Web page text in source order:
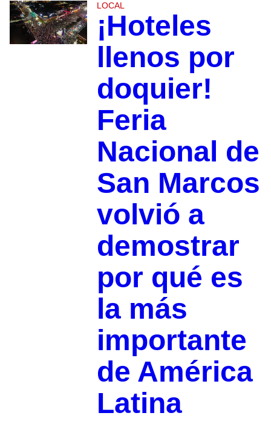
LOCAL
¡Hoteles
llenos por
doquier!
Feria
Nacional de
San Marcos
volvió a
demostrar
por qué es
la más
importante
de América
Latina